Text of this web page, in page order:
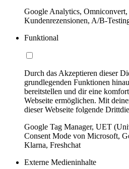
Google Analytics,
Kundenrezensionen, A/B-
Funktional
Durch das Akzeptieren dieser
grundlegenden Funktionen
bereitstellen und dir eine
Webseite ermöglichen. Mit
dieser Webseite folgende
Google Tag Manager, UET
Consent Mode von Microsoft,
Klarna, Freshchat
Externe Medieninhalte